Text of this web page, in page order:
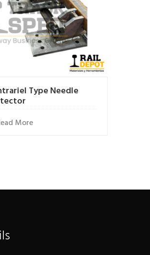
Type Needle
More